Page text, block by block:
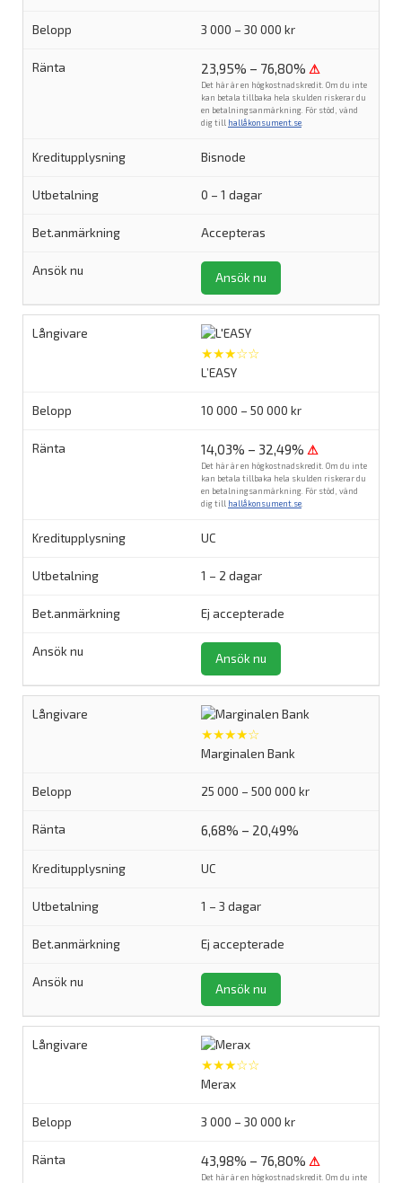
3 000 – 30 000 kr
23,95% – 76,80% ⚠
Det här är en högkostnadskredit. Om du inte
kan betala tillbaka hela skulden riskerar du
en betalningsanmärkning. För stöd, vänd
dig till hallåkonsument.se
Bisnode
0 – 1 dagar
Accepteras
Ansök nu
★★★☆☆
L’EASY
10 000 – 50 000 kr
14,03% – 32,49% ⚠
Det här är en högkostnadskredit. Om du inte
kan betala tillbaka hela skulden riskerar du
en betalningsanmärkning. För stöd, vänd
dig till hallåkonsument.se
UC
1 – 2 dagar
Ej accepterade
Ansök nu
★★★★☆
Marginalen Bank
25 000 – 500 000 kr
6,68% – 20,49%
UC
1 – 3 dagar
Ej accepterade
Ansök nu
★★★☆☆
Merax
3 000 – 30 000 kr
43,98% – 76,80% ⚠
Det här är en högkostnadskredit. Om du inte